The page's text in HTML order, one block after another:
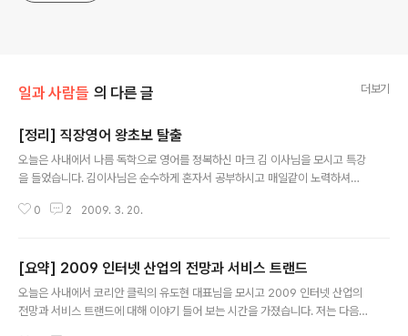
일과 사람들 의 다른 글 더보기
[정리] 직장영어 왕초보 탈출
오늘은 사내에서 나름 독학으로 영어를 정복하신 마크 김 이사님을 모시고 특강
을 들었습니다. 김이사님은 순수하게 혼자서 공부하시고 매일같이 노력하셔서
일본이 아니라 차라리 영어권 식민지 였으면 이 고생은 안 했을 텐데 - 911 사태
전화 영어 하면 41년 후 3살 어린이 수준 - 자동차, 빈 회의실 등 나만의 공간 확
보가 필요하다 - 관심 또는 업무와 관련있는 주제를 가지고 공부하자 [요약] 자
신과 관련된 주제를 선택해서 매일 꾸준히 공부하라. 지금 당장! [참고..
0 2 2009. 3. 20.
[요약] 2009 인터넷 산업의 전망과 서비스 트랜드
오늘은 사내에서 코리안 클릭의 유도현 대표님을 모시고 2009 인터넷 산업의
전망과 서비스 트랜드에 대해 이야기 들어 보는 시간을 가졌습니다. 저는 다음